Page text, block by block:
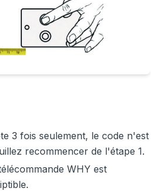
3 fois seulement, le code n'est
recommencer de l'étape 1.
WHY est